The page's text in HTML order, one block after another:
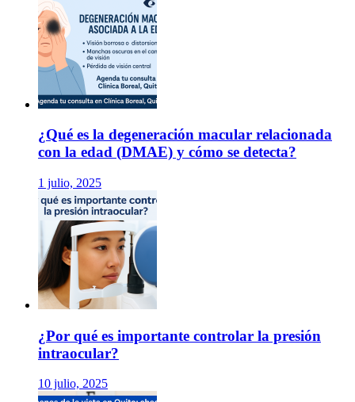
¿Qué es la degeneración macular relacionada
con la edad (DMAE) y cómo se detecta?
1 julio, 2025
¿Por qué es importante controlar la presión
intraocular?
10 julio, 2025